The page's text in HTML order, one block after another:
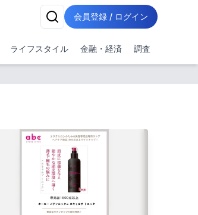
会員登録 / ログイン
ライフスタイル 金融・経済 調査